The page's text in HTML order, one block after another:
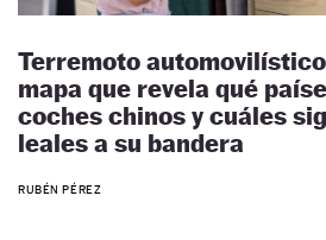
Terremoto
mapa que revela qué
coches chinos y cuáles
leales a su bandera
RUBÉN PÉREZ